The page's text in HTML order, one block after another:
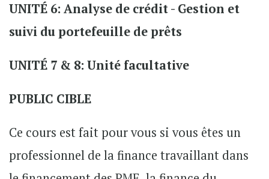
UNITÉ 6: Analyse de crédit - Gestion et
suivi du portefeuille de prêts
UNITÉ 7 & 8: Unité facultative
PUBLIC CIBLE
Ce cours est fait pour vous si vous êtes un
professionnel de la finance travaillant dans